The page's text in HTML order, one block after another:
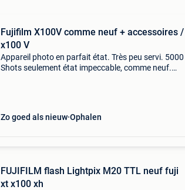
Fujifilm X100V comme neuf + accessoires /
x100 V
Appareil photo en parfait état. Très peu servi. 5000
Shots seulement état impeccable, comme neuf.
Zo goed als nieuw Ophalen
FUJIFILM flash Lightpix M20 TTL neuf fuji
xt x100 xh